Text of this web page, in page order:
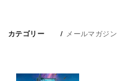
カテゴリー メールマガジン